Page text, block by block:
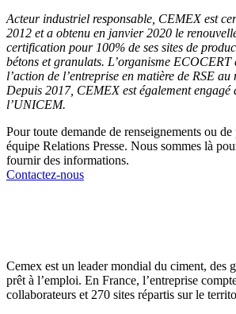
Acteur industriel responsable, CEMEX est
2012 et a obtenu en janvier 2020 le
certification pour 100% de ses sites de
bétons et granulats. L’organisme ECOCERT
l’action de l’entreprise en matière de RSE
Depuis 2017, CEMEX est également engagé
l’UNICEM.
Pour toute demande de renseignements ou
équipe Relations Presse. Nous sommes là
fournir des informations.
Contactez-nous
Cemex est un leader mondial du ciment, des
prêt à l’emploi. En France, l’entreprise
collaborateurs et 270 sites répartis sur le